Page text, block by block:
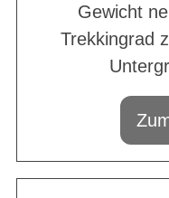
Gewicht
Trekkingrad